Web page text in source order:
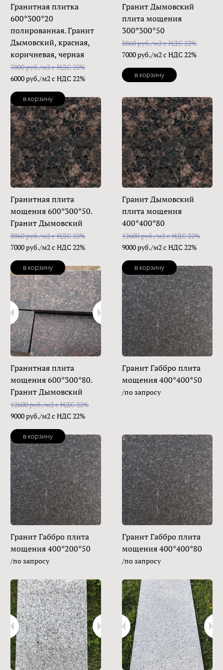
Гранитная плитка
600*300*20
полированная. Гранит
Дымовский, красная,
коричневая, черная
7000 руб./м2 с НДС 22%
6000 руб./м2 с НДС 22%
в корзину
Гранит Дымовский
плита мощения
300*300*50
8860 руб./м2 с НДС 22%
7000 руб./м2 с НДС 22%
в корзину
Гранитная плита
мощения 600*300*50.
Гранит Дымовский
8860 руб./м2 с НДС 22%
7000 руб./м2 с НДС 22%
в корзину
Гранит Дымовский
плита мощения
400*400*80
12600 руб./м2 с НДС 22%
9000 руб./м2 с НДС 22%
в корзину
Гранитная плита
мощения 600*300*80.
Гранит Дымовский
12600 руб./м2 с НДС 22%
9000 руб./м2 с НДС 22%
в корзину
Гранит Габбро плита
мощения 400*400*50
/по запросу
Гранит Габбро плита
мощения 400*200*50
/по запросу
Гранит Габбро плита
мощения 400*400*80
/по запросу